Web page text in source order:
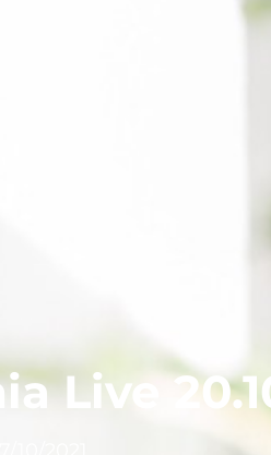
Live